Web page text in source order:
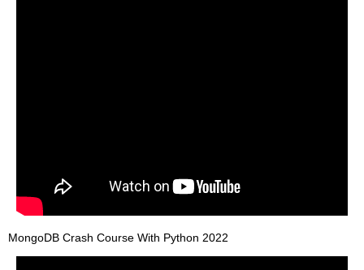
MongoDB Crash Course With Python 2022